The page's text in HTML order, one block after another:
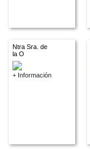
Ntra Sra. de
la O
+ Información